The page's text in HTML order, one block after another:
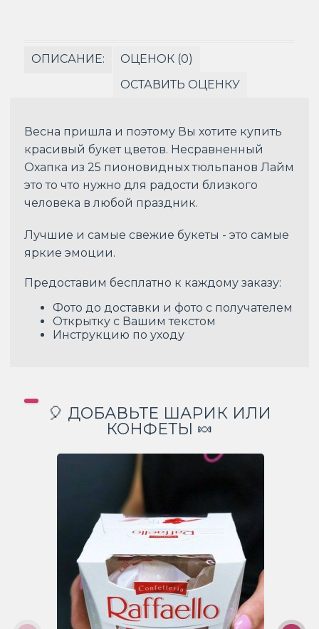
ОПИСАНИЕ:
ОЦЕНОК (0)
ОСТАВИТЬ ОЦЕНКУ
Весна пришла и поэтому Вы хотите купить
красивый букет цветов. Несравненный
Охапка из 25 пионовидных тюльпанов Лайм
это то что нужно для радости близкого
человека в любой праздник.
Лучшие и самые свежие букеты - это самые
яркие эмоции.
Предоставим бесплатно к каждому заказу:
Фото до доставки и фото с получателем
Открытку с Вашим текстом
Инструкцию по уходу
🎈 ДОБАВЬТЕ ШАРИК ИЛИ
КОНФЕТЫ 🍬